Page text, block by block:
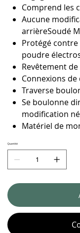
Comprend les
Aucune
arrièreSoudé
Protégé
poudre
Revêtement
Connexions
Traverse
Se boulonne
modification
Matériel de
Quantité